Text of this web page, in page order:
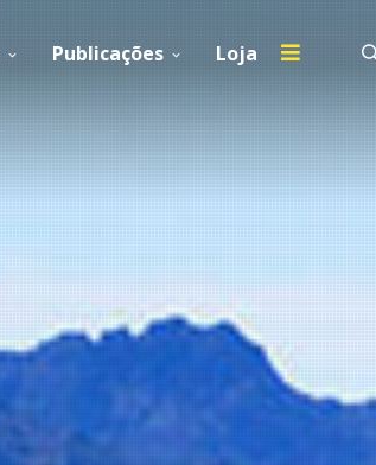
Publicações Loja